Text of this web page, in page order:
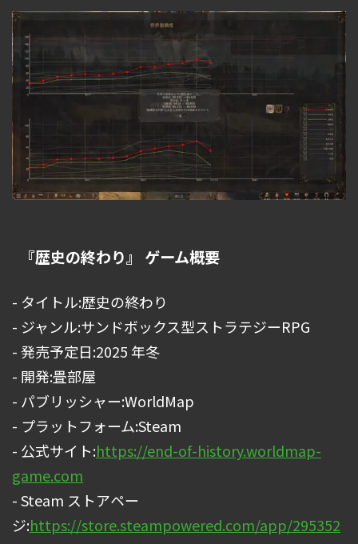
『歴史の終わり』 ゲーム概要
- タイトル:歴史の終わり
- ジャンル:サンドボックス型ストラテジーRPG
- 発売予定日:2025 年冬
- 開発:畳部屋
- パブリッシャー:WorldMap
- プラットフォーム:Steam
- 公式サイト:https://end-of-history.worldmap-
game.com
- Steam ストアペー
ジ:https://store.steampowered.com/app/295352